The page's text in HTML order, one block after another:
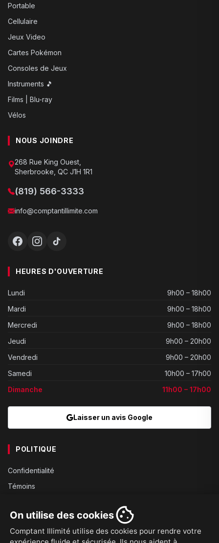
On utilise des cookies
Comptant Illimité utilise des cookies pour rendre votre
Portable
Cellulaire
Jeux Video
Cartes Pokémon
Consoles de Jeux
Instruments 🎵
Films | Blu-ray
Vélos
NOUS JOINDRE
268 Rue King Ouest,
Sherbrooke, QC J1H 1R1
(819) 566-3333
info@comptantillimite.com
HEURES D'OUVERTURE
Lundi
9h00 – 18h00
Mardi
9h00 – 18h00
Mercredi
9h00 – 18h00
Jeudi
9h00 – 20h00
Vendredi
9h00 – 20h00
Samedi
10h00 – 17h00
Dimanche
11h00 – 17h00
Laisser un avis Google
POLITIQUE
Confidentialité
Témoins
Conditions
Expédition